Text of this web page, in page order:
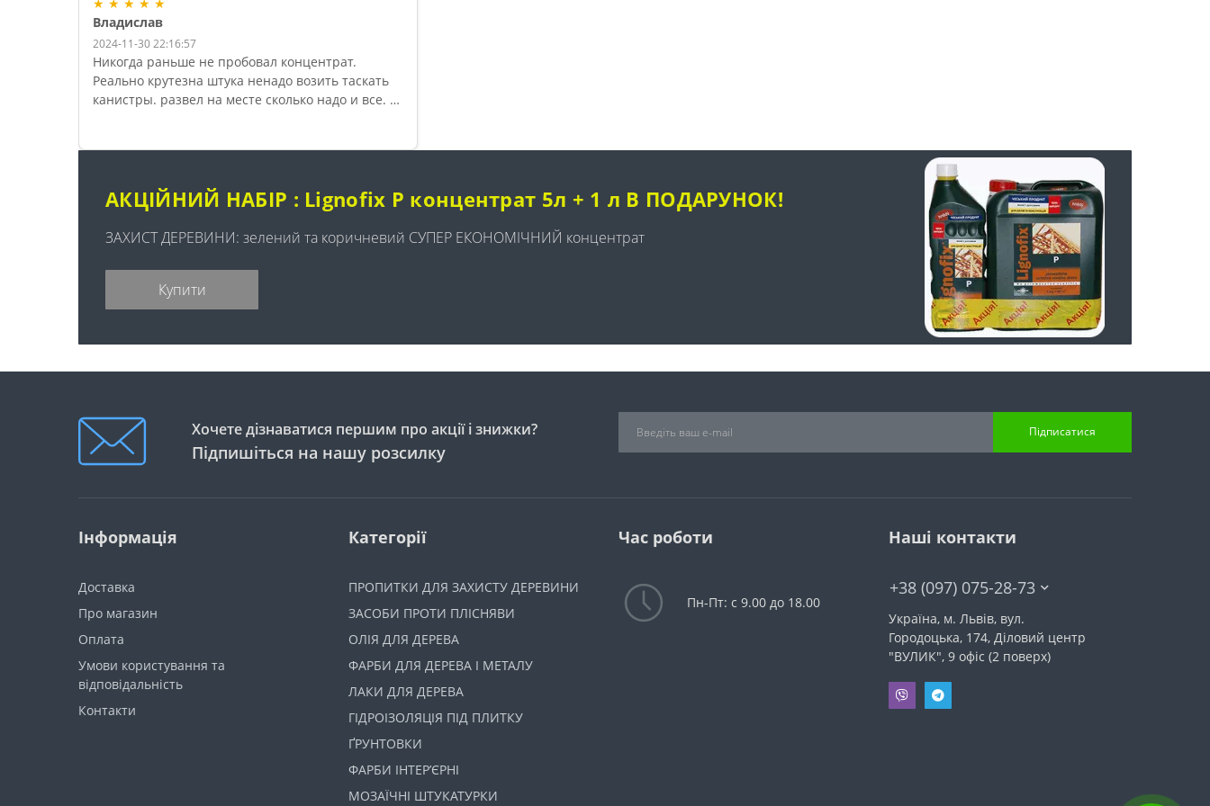
Владислав
2024-11-30 22:16:57
Никогда раньше не пробовал концентрат.
Реально крутезна штука ненадо возить таскать
канистры. развел на месте сколько надо и все. я
хорошо потом покрасили. норм рекомендую
АКЦІЙНИЙ НАБІР : Lignofix P концентрат 5л + 1 л В ПОДАРУНОК!
ЗАХИСТ ДЕРЕВИНИ: зелений та коричневий СУПЕР ЕКОНОМІЧНИЙ концентрат
Купити
Хочете дізнаватися першим про акції і знижки?
Підпишіться на нашу розсилку
Підписатися
Інформація
Доставка
Про магазин
Оплата
Умови користування та
відповідальність
Контакти
Категорії
ПРОПИТКИ ДЛЯ ЗАХИСТУ ДЕРЕВИНИ
ЗАСОБИ ПРОТИ ПЛІСНЯВИ
ОЛІЯ ДЛЯ ДЕРЕВА
ФАРБИ ДЛЯ ДЕРЕВА І МЕТАЛУ
ЛАКИ ДЛЯ ДЕРЕВА
ГІДРОІЗОЛЯЦІЯ ПІД ПЛИТКУ
ҐРУНТОВКИ
ФАРБИ ІНТЕРʼЄРНІ
МОЗАЇЧНІ ШТУКАТУРКИ
Час роботи
Пн-Пт: с 9.00 до 18.00
Наші контакти
+38 (097) 075-28-73
Україна, м. Львів, вул.
Городоцька, 174, Діловий центр
"ВУЛИК", 9 офіс (2 поверх)